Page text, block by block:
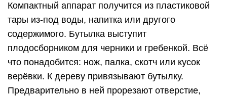
Компактный аппарат получится из пластиковой
тары из-под воды, напитка или другого
содержимого. Бутылка выступит
плодосборником для черники и гребенкой. Всё
что понадобится: нож, палка, скотч или кусок
верёвки. К дереву привязывают бутылку.
Предварительно в ней прорезают отверстие,